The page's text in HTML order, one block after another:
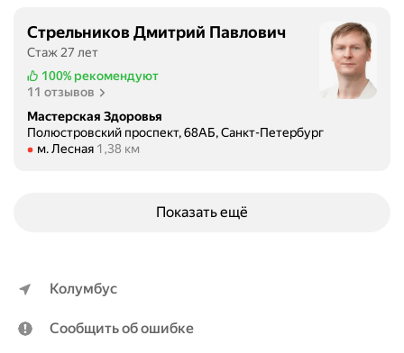
Стрельников Дмитрий Павлович
Стаж 27 лет
100% рекомендуют
11 отзывов
Мастерская Здоровья
Полюстровский проспект, 68АБ, Санкт-Петербург
Метро м. Лесная Расстояние 1,38 км
м. Лесная 1,38 км
Показать ещё
Колумбус
Сообщить об ошибке